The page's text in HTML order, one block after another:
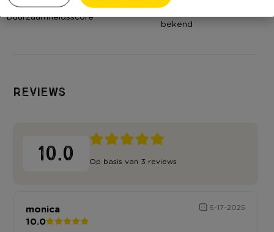
Duurzaamheidsscore
(Nog) geen score
bekend
Reviews
10.0 Op basis van 3 reviews
monica 6-17-2025
10.0